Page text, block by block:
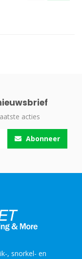
acties
Abonneer
, snorkel- en